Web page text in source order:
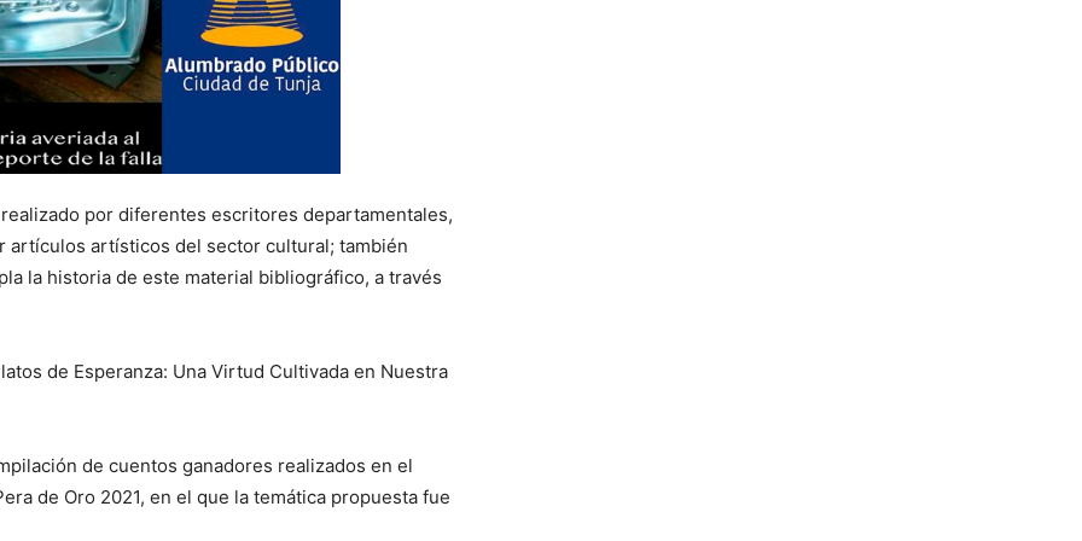
por diferentes escritores departamentales,
artículos artísticos del sector cultural; también
la historia de este material bibliográfico, a través
de Esperanza: Una Virtud Cultivada en Nuestra
de cuentos ganadores realizados en el
de Oro 2021, en el que la temática propuesta fue